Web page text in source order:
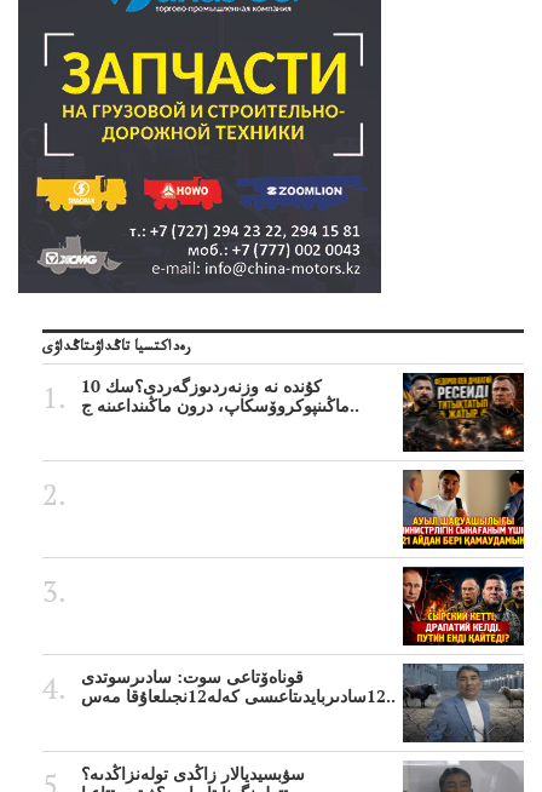
رەداكتسيا تاڭداۋىتاڭداۋى
10 كۇندە نە وزنەردىوزگەردى؟سك
ماڭىنپوكروۆسكاپ، درون ماڭىنداعىنە ج..
قوناەۆتاعى سوت: سادىرسوتدى
12سادىربايدىتاعىسى كەلە12نجىلعاۇقا مەس..
سۋبسيديالار زاڭدى تولەنزاڭدىە؟